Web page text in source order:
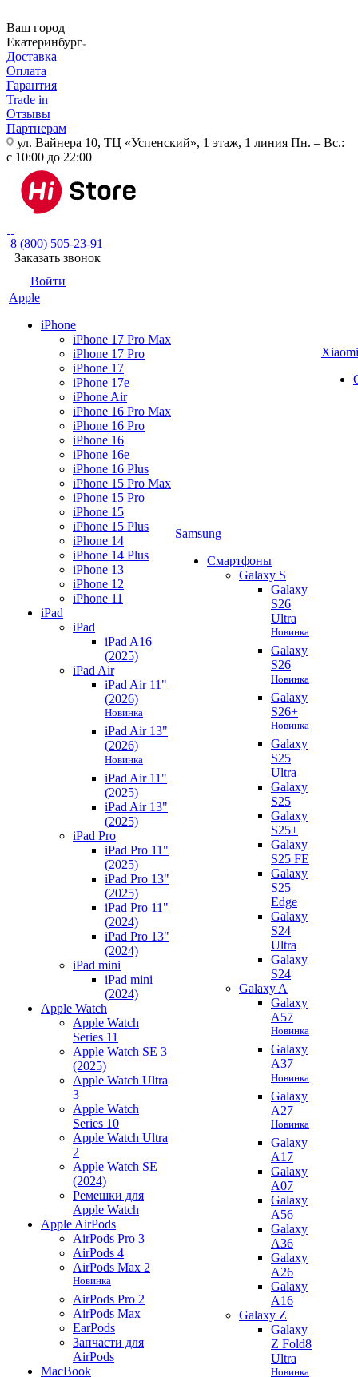
Ваш город
Екатеринбург
Доставка
Оплата
Гарантия
Trade in
Отзывы
Партнерам
ул. Вайнера 10, ТЦ «Успенский», 1 этаж, 1 линия Пн. – Вс.:
с 10:00 до 22:00
8 (800) 505-23-91
Заказать звонок
Войти
Apple
iPhone
iPhone 17 Pro Max
iPhone 17 Pro
iPhone 17
iPhone 17e
iPhone Air
iPhone 16 Pro Max
iPhone 16 Pro
iPhone 16
iPhone 16e
iPhone 16 Plus
iPhone 15 Pro Max
iPhone 15 Pro
iPhone 15
iPhone 15 Plus
iPhone 14
iPhone 14 Plus
iPhone 13
iPhone 12
iPhone 11
iPad
iPad
iPad A16
(2025)
iPad Air
iPad Air 11"
(2026)
Новинка
iPad Air 13"
(2026)
Новинка
iPad Air 11"
(2025)
iPad Air 13"
(2025)
iPad Pro
iPad Pro 11"
(2025)
iPad Pro 13"
(2025)
iPad Pro 11"
(2024)
iPad Pro 13"
(2024)
iPad mini
iPad mini
(2024)
Apple Watch
Apple Watch
Series 11
Apple Watch SE 3
(2025)
Apple Watch Ultra
3
Apple Watch
Series 10
Apple Watch Ultra
2
Apple Watch SE
(2024)
Ремешки для
Apple Watch
Apple AirPods
AirPods Pro 3
AirPods 4
AirPods Max 2
Новинка
AirPods Pro 2
AirPods Max
EarPods
Запчасти для
AirPods
MacBook
Samsung
Смартфоны
Galaxy S
Galaxy
S26
Ultra
Новинка
Galaxy
S26
Новинка
Galaxy
S26+
Новинка
Galaxy
S25
Ultra
Galaxy
S25
Galaxy
S25+
Galaxy
S25 FE
Galaxy
S25
Edge
Galaxy
S24
Ultra
Galaxy
S24
Galaxy A
Galaxy
A57
Новинка
Galaxy
A37
Новинка
Galaxy
A27
Новинка
Galaxy
A17
Galaxy
A07
Galaxy
A56
Galaxy
A36
Galaxy
A26
Galaxy
A16
Galaxy Z
Galaxy
Z Fold8
Ultra
Новинка
Xiaomi